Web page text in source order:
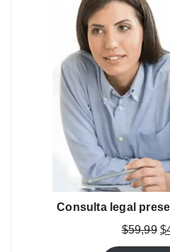
Consulta legal
$59,99 El
$